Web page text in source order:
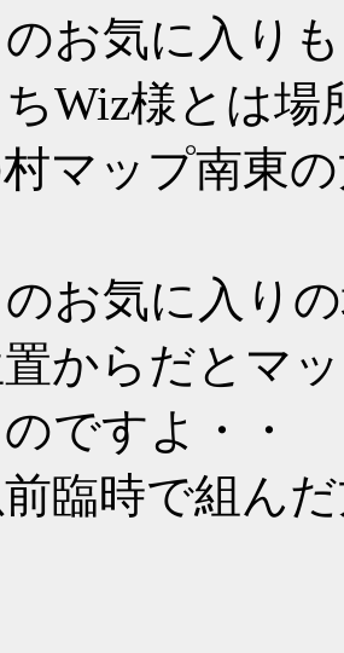
お気に入り
Wiz様とは
マップ南東
お気に入り
からだとマ
ですよ・・
臨時で組ん